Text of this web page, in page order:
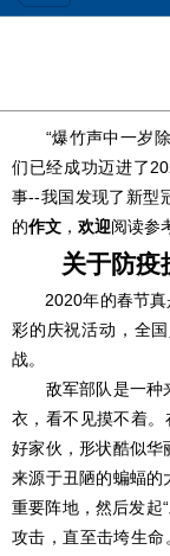
“爆竹声中一岁除
们已经成功迈进了
事--我国发现了新型
的作文 ， 欢迎阅读参
关于防疫
2020年的春节真
彩的庆祝活动，全
战。
敌军部队是一种来
衣，看不见摸不着。
好家伙，形状酷似华
来源于丑陋的蝙蝠的
重要阵地，然后发起
攻击，直至击垮生命